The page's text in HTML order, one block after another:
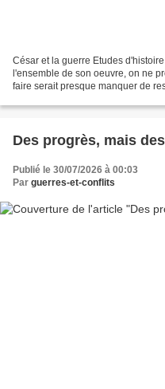
César et la guerre Etudes
l'ensemble de son oeuvre, on ne
faire serait presque manquer de
Des progrès, mais
Publié le 30/07/2026 à 00:03
Par guerres-et-conflits